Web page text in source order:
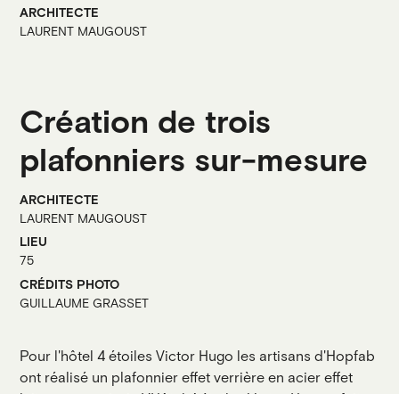
ARCHITECTE
LAURENT MAUGOUST
Création de trois
plafonniers sur-mesure
ARCHITECTE
LAURENT MAUGOUST
LIEU
75
CRÉDITS PHOTO
GUILLAUME GRASSET
Pour l'hôtel 4 étoiles Victor Hugo les artisans d'Hopfab
ont réalisé un plafonnier effet verrière en acier effet